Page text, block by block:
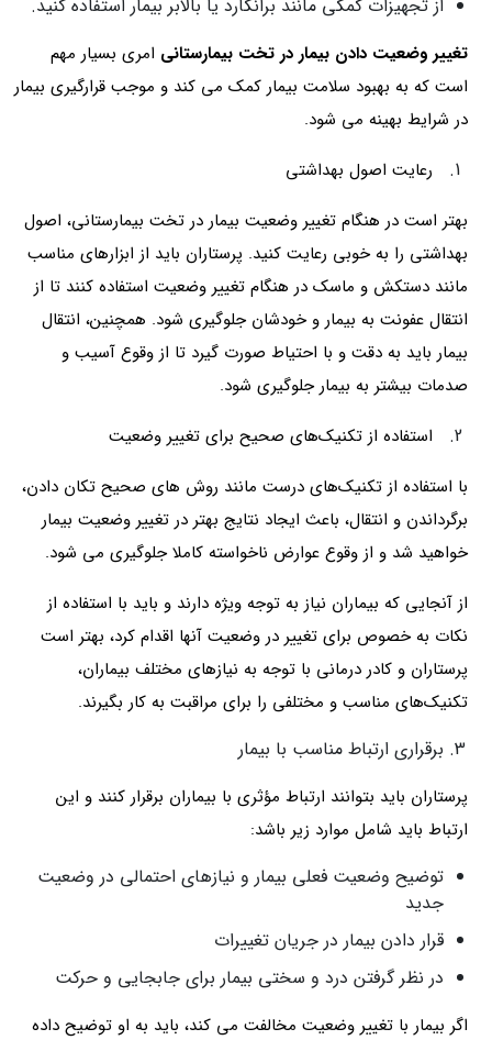
از تجهیزات کمکی مانند برانکارد یا بالابر بیمار استفاده کنید.
تغییر وضعیت دادن بیمار در تخت بیمارستانی امری بسیار مهم
است که به بهبود سلامت بیمار کمک می کند و موجب قرارگیری بیمار
در شرایط بهینه می شود.
رعایت اصول بهداشتی
بهتر است در هنگام تغییر وضعیت بیمار در تخت بیمارستانی، اصول
بهداشتی را به خوبی رعایت کنید. پرستاران باید از ابزارهای مناسب
مانند دستکش و ماسک در هنگام تغییر وضعیت استفاده کنند تا از
انتقال عفونت به بیمار و خودشان جلوگیری شود. همچنین، انتقال
بیمار باید به دقت و با احتیاط صورت گیرد تا از وقوع آسیب و
صدمات بیشتر به بیمار جلوگیری شود.
استفاده از تکنیک‌های صحیح برای تغییر وضعیت
با استفاده از تکنیک‌های درست مانند روش های صحیح تکان دادن،
برگرداندن و انتقال، باعث ایجاد نتایج بهتر در تغییر وضعیت بیمار
خواهید شد و از وقوع عوارض ناخواسته کاملا جلوگیری می شود.
از آنجایی که بیماران نیاز به توجه ویژه دارند و باید با استفاده از
نکات به خصوص برای تغییر در وضعیت آنها اقدام کرد، بهتر است
پرستاران و کادر درمانی با توجه به نیازهای مختلف بیماران،
تکنیک‌های مناسب و مختلفی را برای مراقبت به کار بگیرند.
برقراری ارتباط مناسب با بیمار
پرستاران باید بتوانند ارتباط مؤثری با بیماران برقرار کنند و این
ارتباط باید شامل موارد زیر باشد:
توضیح وضعیت فعلی بیمار و نیازهای احتمالی در وضعیت
جدید
قرار دادن بیمار در جریان تغییرات
در نظر گرفتن درد و سختی بیمار برای جابجایی و حرکت
اگر بیمار با تغییر وضعیت مخالفت می کند، باید به او توضیح داده